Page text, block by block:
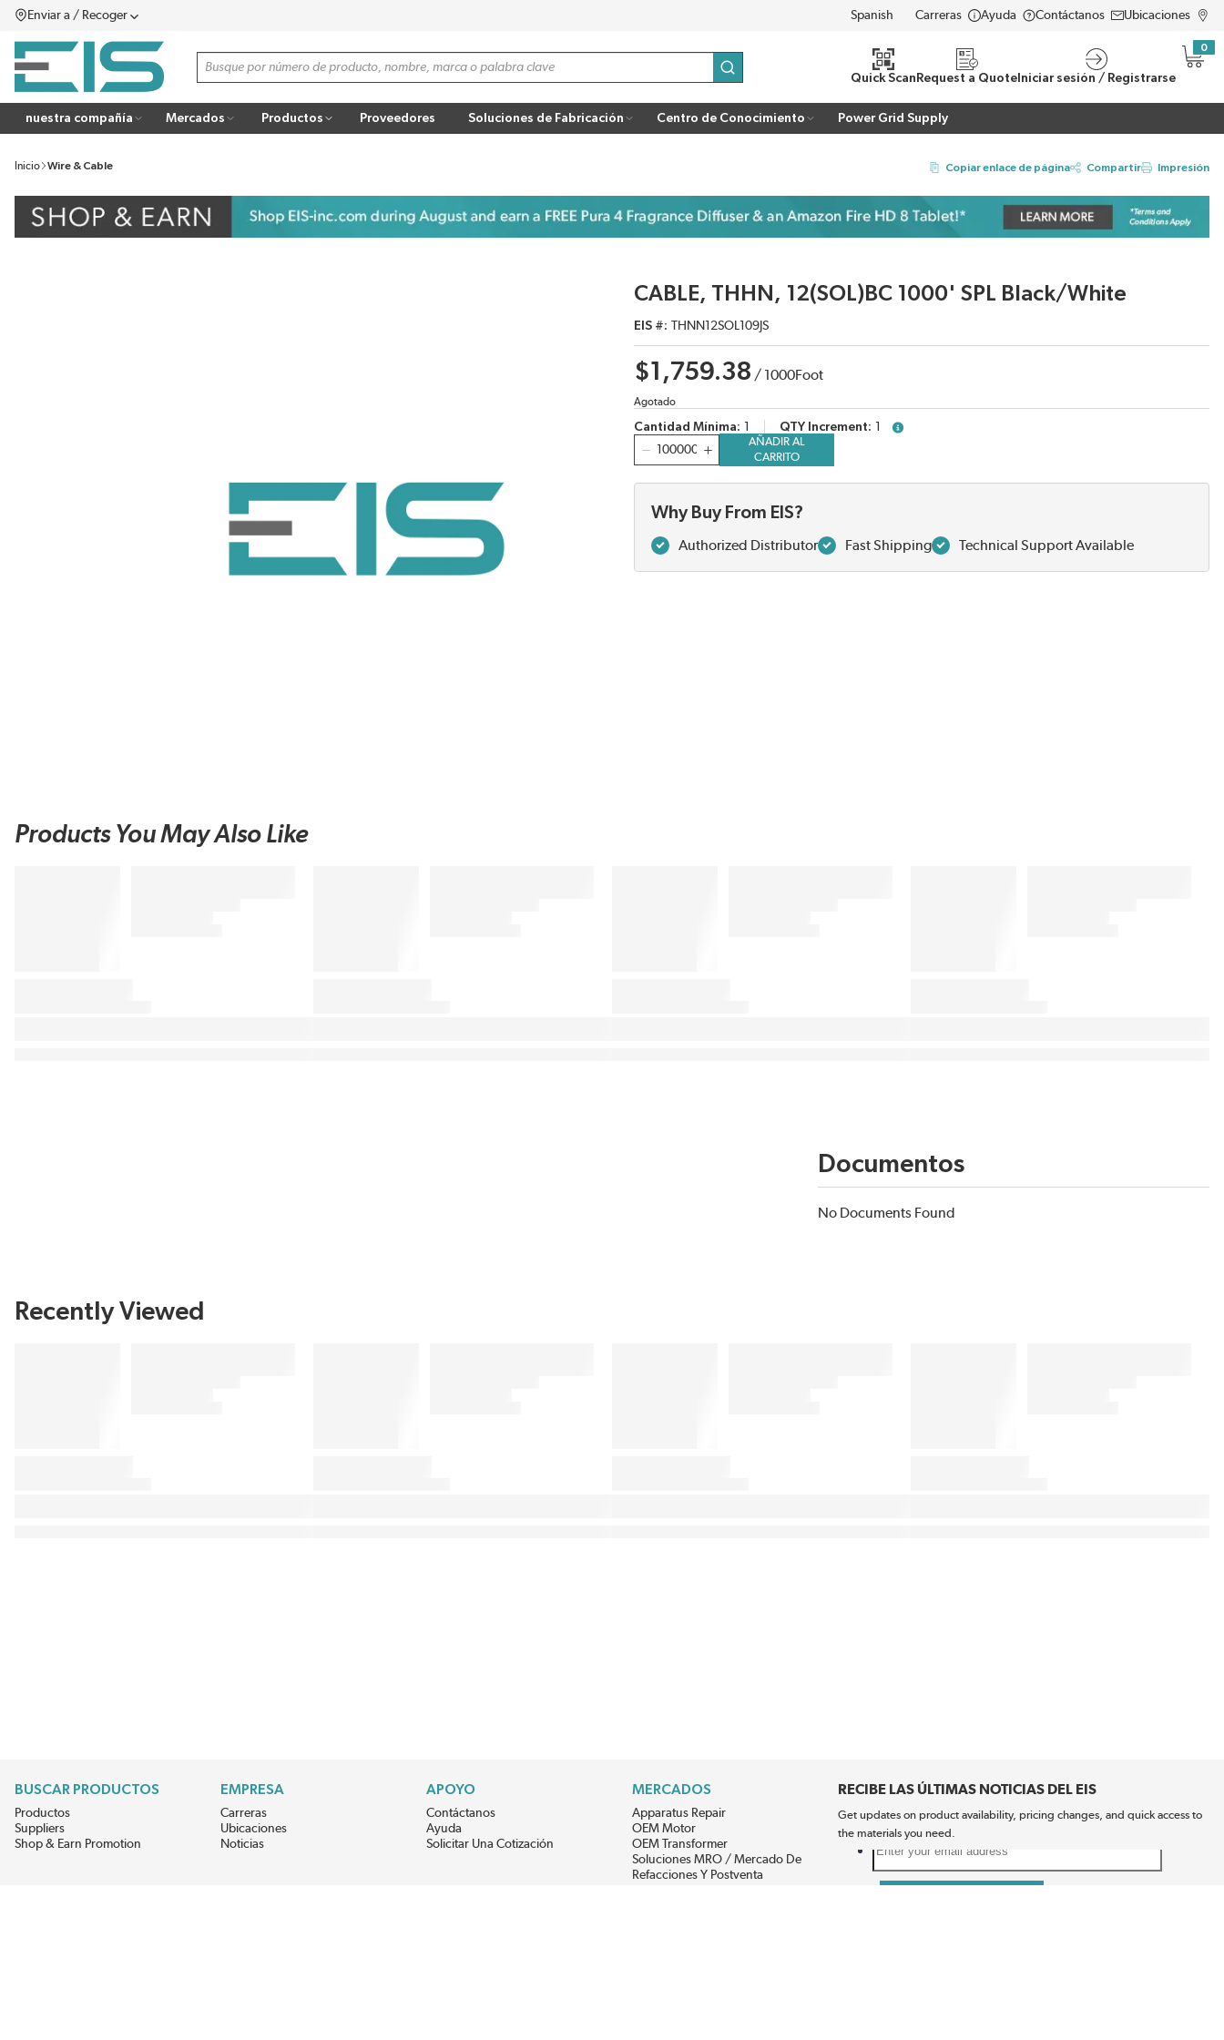
SALTAR AL CONTENIDO PRINCIPAL
Enviar a / Recoger
menú LANGUAGE
Carreras Ayuda Contáctanos Ubicaciones
Búsqueda de sitio
enviar búsqueda
Quick Scan Request a Quote Iniciar sesión / Registrarse
0
{0}
nuestra compañía Mercados Productos
more info Proveedores Soluciones de Fabricación Centro de Conocimiento Power Grid Supply
Inicio Wire & Cable Copiar enlace de página Compartir Impresión
CABLE, THHN, 12(SOL)BC 1000' SPL Black/White
EIS # THNN12SOL109JS
$1,759.38 / 1000Foot
Agotado
Cantidad Mínima QTY Increment
more info
Cantidad
AÑADIR AL
CARRITO
Why Buy From EIS?
Authorized Distributor Fast Shipping Technical Support Available
Products You May Also Like
Documentos
No Documents Found
Recently Viewed
BUSCAR PRODUCTOS
Productos
Suppliers
Shop & Earn Promotion
EMPRESA
Carreras
Ubicaciones
Noticias
APOYO
Contáctanos
Ayuda
Solicitar Una Cotización
MERCADOS
Apparatus Repair
OEM Motor
OEM Transformer
Soluciones MRO / Mercado De
Refacciones Y Postventa
RECIBE LAS ÚLTIMAS NOTICIAS DEL EIS
Get updates on product availability, pricing changes, and quick access to
the materials you need.